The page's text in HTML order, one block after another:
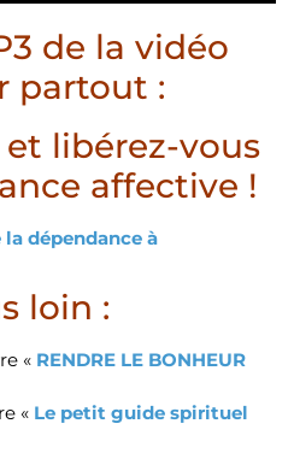
de la vidéo
partout :
libérez-vous
affective !
dépendance à
loin :
« RENDRE LE BONHEUR
« Le petit guide spirituel